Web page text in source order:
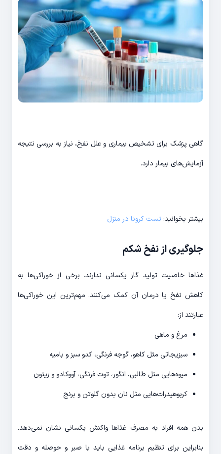
گاهی پزشک برای تشخیص بیماری و علل نفخ، نیاز به بررسی نتیجه
آزمایش­‌های بیمار دارد.
بیشتر بخوانید:تست کرونا در منزل
جلوگیری از نفخ شکم
غذاها خاصیت تولید گاز یکسانی ندارند. برخی از خوراکی‌­ها به
کاهش نفخ یا درمان آن کمک می­‌کنند. مهم‌­ترین این خوراکی‌­ها
عبارتند از:
مرغ و ماهی
سبزیجاتی مثل کاهو، گوجه فرنگی، کدو سبز و بامیه
میوه‌­هایی مثل طالبی، انگور، توت فرنگی، آووکادو و زیتون
کربوهیدرات­‌هایی مثل نان بدون گلوتن و برنج
بدن همه افراد به مصرف غذاها واکنش یکسانی نشان نمی‌­دهد.
بنابراین برای تنظیم برنامه غذایی باید با صبر و حوصله و دقت